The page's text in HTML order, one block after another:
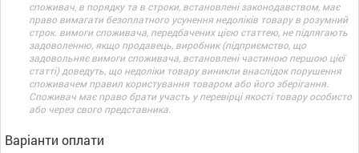
споживач, в порядку та в строки, встановлені законодавством, має
право вимагати безоплатного усунення недоліків товару в розумний
строк. вимоги споживача, передбачених цією статтею, не підлягають
задоволенню, якщо продавець, виробник (підприємство, що
задовольняє вимоги споживача, встановлені частиною першою цієї
статті) доведуть, що недоліки товару виникли внаслідок порушення
споживачем правил користування товаром або його зберігання.
Споживач має право брати участь у перевірці якості товару особисто
або через свого представника.
Варіанти оплати